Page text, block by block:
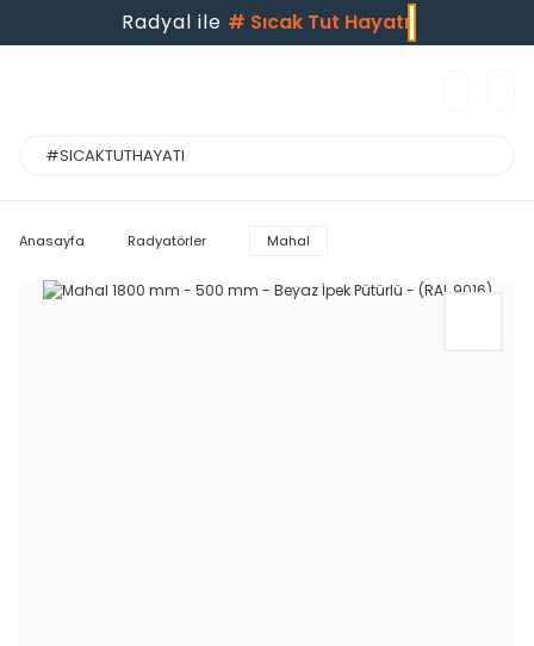
Radyal ile # Sıcak Tut Hayatı
Anasayfa Radyatörler Mahal